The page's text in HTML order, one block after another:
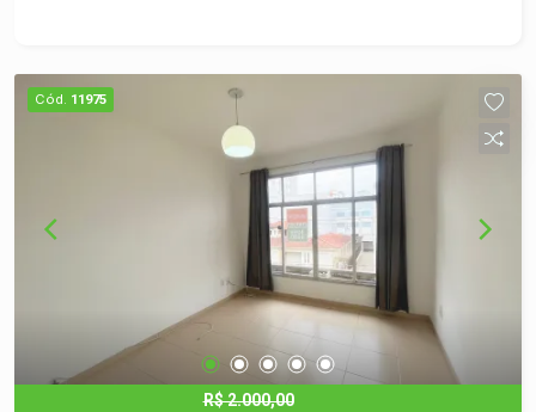
infraestrutura completa, oferecendo diversas
opções de comércio, serviços e lazer. Você
estará próximo a escolas, supermercados,
farmácias e restaurantes, facilitando o seu dia a
conservada. O apartamento está pronto para
receber sua decoração e personalização,
tornando-o um verdadeiro lar. Não perca a
oportunidade de morar em um dos melhores
bairros de São Leopold. Agende uma visita e
conheça esse incrível apartamento!
Cód. 11975
R$ 2.000,00